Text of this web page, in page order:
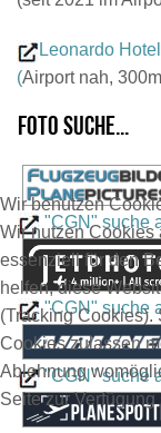
Leonardo
(Airport nah,
Foto suche...
"CGN" suche
"CGN" suche
"CGN" suche
Wir benutzen
Wir nutzen Cookies
essenziell für den
helfen, diese
(Tracking
Cookies zulassen
Ablehnung
Seite zur Verfügung